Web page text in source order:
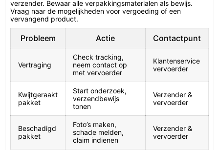
verzender. Bewaar alle verpakkingsmaterialen als bewijs.
Vraag naar de mogelijkheden voor vergoeding of een
vervangend product.
Probleem Actie Contactpunt
Vertraging
Check tracking,
neem contact op
met vervoerder
Klantenservice
vervoerder
Kwijtgeraakt
pakket
Start onderzoek,
verzendbewijs
tonen
Verzender &
vervoerder
Beschadigd
pakket
Foto’s maken,
schade melden,
claim indienen
Verzender &
vervoerder